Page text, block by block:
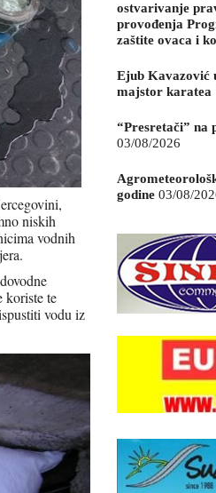
niskih
vodnih
koriste te
vodu iz
ostvarivanje
provođenja
zaštite ovaca i
Ejub Kavazović
majstor karatea
“Presretači” na
03/08/2026
godine 03/08/